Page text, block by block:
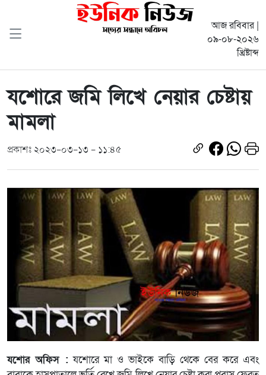
আজ রবিবার |
০৯-০৮-২০২৬
খ্রিষ্টাব্দ
যশোরে জমি লিখে নেয়ার চেষ্টায়
মামলা
প্রকাশঃ ২০২৩-০৩-১৩ - ১১:৪৫
যশোর অফিস : যশোরে মা ও ভাইকে বাড়ি থেকে বের করে এবং